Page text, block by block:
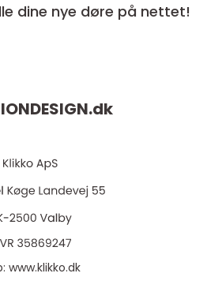
dine nye døre på nettet!
dk
www.klikko.dk